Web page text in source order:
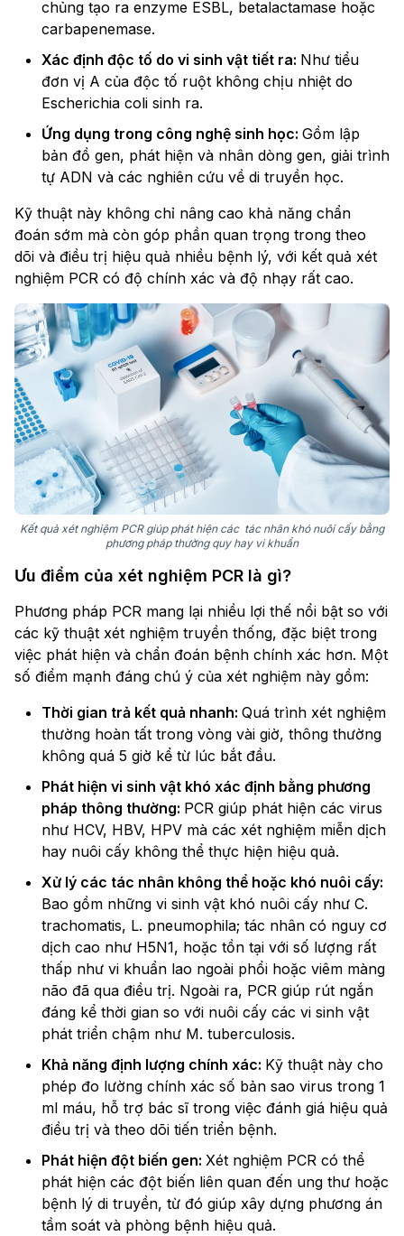
chủng tạo ra enzyme ESBL, betalactamase hoặc
carbapenemase.
Xác định độc tố do vi sinh vật tiết ra: Như tiểu
đơn vị A của độc tố ruột không chịu nhiệt do
Escherichia coli sinh ra.
Ứng dụng trong công nghệ sinh học: Gồm lập
bản đồ gen, phát hiện và nhân dòng gen, giải trình
tự ADN và các nghiên cứu về di truyền học.
Kỹ thuật này không chỉ nâng cao khả năng chẩn
đoán sớm mà còn góp phần quan trọng trong theo
dõi và điều trị hiệu quả nhiều bệnh lý, với kết quả xét
nghiệm PCR có độ chính xác và độ nhạy rất cao.
Kết quả xét nghiệm PCR giúp phát hiện các tác nhân khó nuôi cấy bằng
phương pháp thường quy hay vi khuẩn
Ưu điểm của xét nghiệm PCR là gì?
Phương pháp PCR mang lại nhiều lợi thế nổi bật so với
các kỹ thuật xét nghiệm truyền thống, đặc biệt trong
việc phát hiện và chẩn đoán bệnh chính xác hơn. Một
số điểm mạnh đáng chú ý của xét nghiệm này gồm:
Thời gian trả kết quả nhanh: Quá trình xét nghiệm
thường hoàn tất trong vòng vài giờ, thông thường
không quá 5 giờ kể từ lúc bắt đầu.
Phát hiện vi sinh vật khó xác định bằng phương
pháp thông thường: PCR giúp phát hiện các virus
như HCV, HBV, HPV mà các xét nghiệm miễn dịch
hay nuôi cấy không thể thực hiện hiệu quả.
Xử lý các tác nhân không thể hoặc khó nuôi cấy:
Bao gồm những vi sinh vật khó nuôi cấy như C.
trachomatis, L. pneumophila; tác nhân có nguy cơ
dịch cao như H5N1, hoặc tồn tại với số lượng rất
thấp như vi khuẩn lao ngoài phổi hoặc viêm màng
não đã qua điều trị. Ngoài ra, PCR giúp rút ngắn
đáng kể thời gian so với nuôi cấy các vi sinh vật
phát triển chậm như M. tuberculosis.
Khả năng định lượng chính xác: Kỹ thuật này cho
phép đo lường chính xác số bản sao virus trong 1
ml máu, hỗ trợ bác sĩ trong việc đánh giá hiệu quả
điều trị và theo dõi tiến triển bệnh.
Phát hiện đột biến gen: Xét nghiệm PCR có thể
phát hiện các đột biến liên quan đến ung thư hoặc
bệnh lý di truyền, từ đó giúp xây dựng phương án
tầm soát và phòng bệnh hiệu quả.